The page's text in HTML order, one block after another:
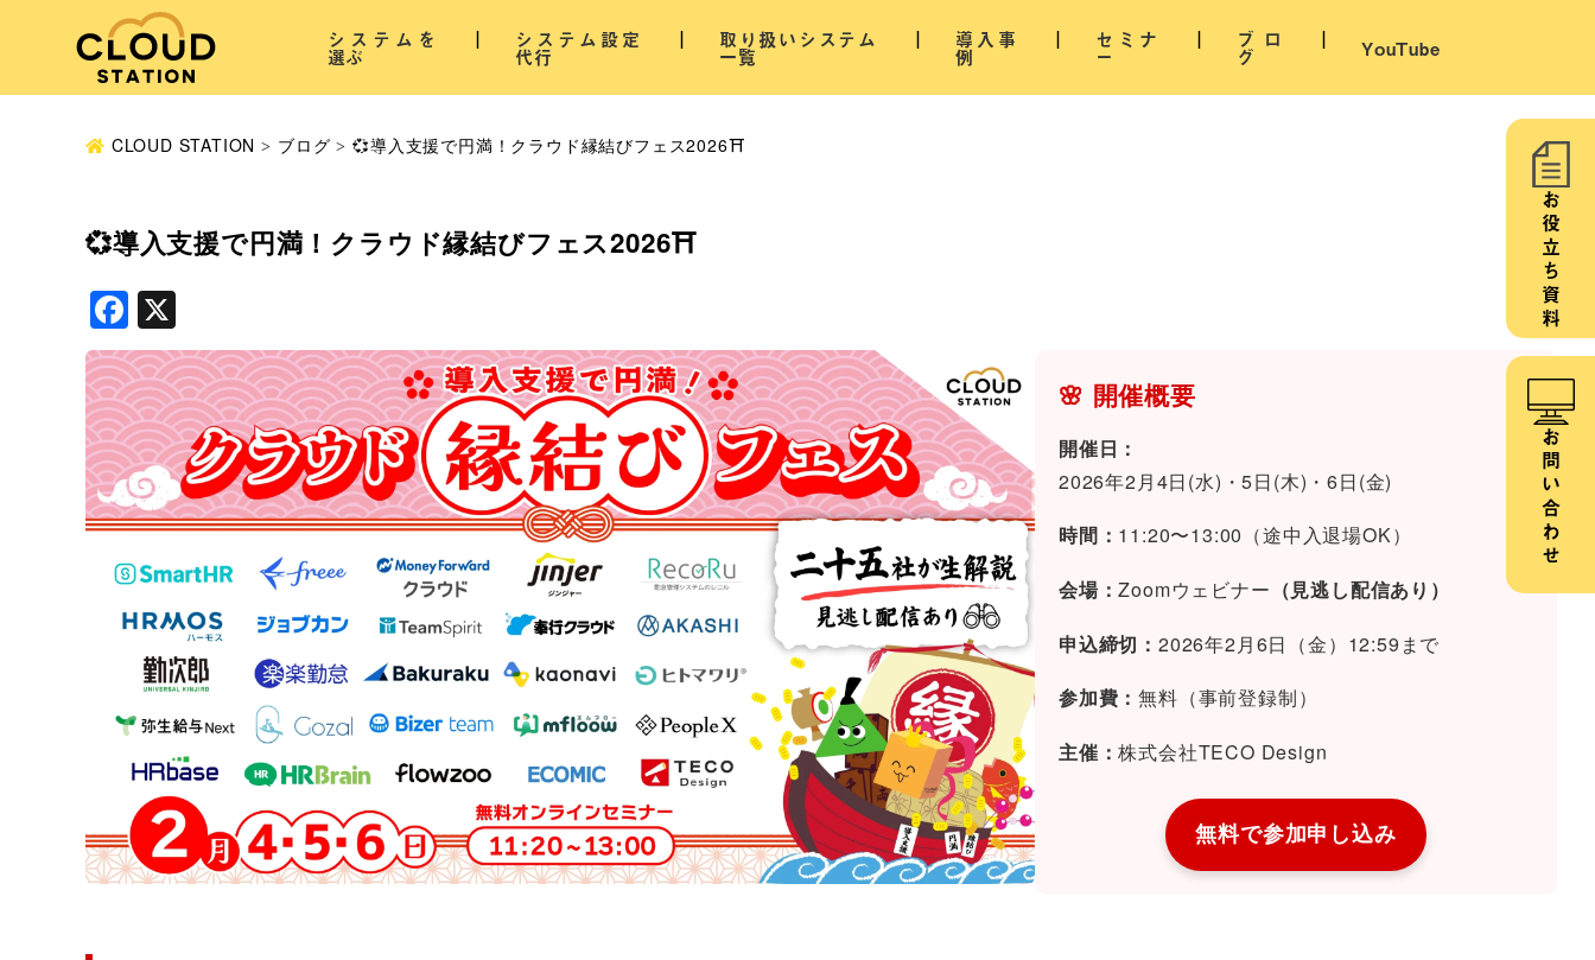
システムを
選ぶ
システム設定
代行
取り扱いシステム
一覧
導入事
例
セミナ
ー
ブロ
グ YouTube
お役立ち資料
お問い合わせ
CLOUD STATION ブログ 💞導入支援で円満！クラウド縁結びフェス2026⛩️
💞導入支援で円満！クラウド縁結びフェス2026⛩️
Facebook
🌸 開催概要
開催日：
2026年2月4日(水)・5日(木)・6日(金)
時間： 11:20〜13:00（途中入退場OK）
会場：Zoomウェビナー （見逃し配信あり）
申込締切： 2026年2月6日（金）12:59まで
参加費：無料（事前登録制）
主催：株式会社TECO Design
無料で参加申し込み